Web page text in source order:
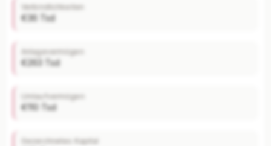
Verbindlichkeiten
€36 Tsd
Anlagevermögen
€263 Tsd
Umlaufvermögen
€110 Tsd
Gezeichnetes Kapital